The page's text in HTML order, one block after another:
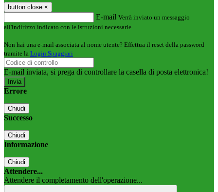
button close ×
E-mail Verrà inviato un messaggio
all'indirizzo indicato con le istruzioni necessarie.
Non hai una e-mail associata al nome utente? Effettua il reset della password
tramite la Login Spaggiari
E-mail inviata, si prega di controllare la casella di posta elettronica!
Errore
Chiudi
Successo
Chiudi
Informazione
Chiudi
Attendere...
Attendere il completamento dell'operazione...